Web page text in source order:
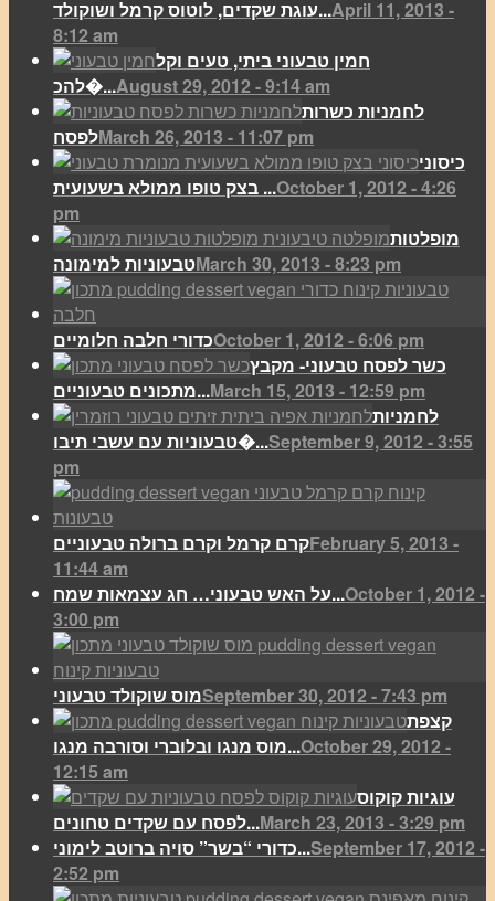
עוגת שקדים, לוטוס קרמל ושוקולד...April 11, 2013 -
8:12 am
חמין טבעוני ביתי, טעים וקל
להכ�...August 29, 2012 - 9:14 am
לחמניות כשרות
לפסחMarch 26, 2013 - 11:07 pm
כיסוני
בצק טופו ממולא בשעועית ...October 1, 2012 - 4:26
pm
מופלטות
טבעוניות למימונהMarch 30, 2013 - 8:23 pm
כדורי חלבה חלומייםOctober 1, 2012 - 6:06 pm
כשר לפסח טבעוני- מקבץ
מתכונים טבעוניים...March 15, 2013 - 12:59 pm
לחמניות
טבעוניות עם עשבי תיבו�...September 9, 2012 - 3:55
pm
קרם קרמל וקרם ברולה טבעונייםFebruary 5, 2013 -
11:44 am
על האש טבעוני… חג עצמאות שמח...October 1, 2012 -
3:00 pm
מוס שוקולד טבעוניSeptember 30, 2012 - 7:43 pm
קצפת
מוס מנגו ובלוברי וסורבה מנגו...October 29, 2012 -
12:15 am
עוגיות קוקוס
לפסח עם שקדים טחונים...March 23, 2013 - 3:29 pm
כדורי “בשר” סויה ברוטב לימוני...September 17, 2012 -
2:52 pm